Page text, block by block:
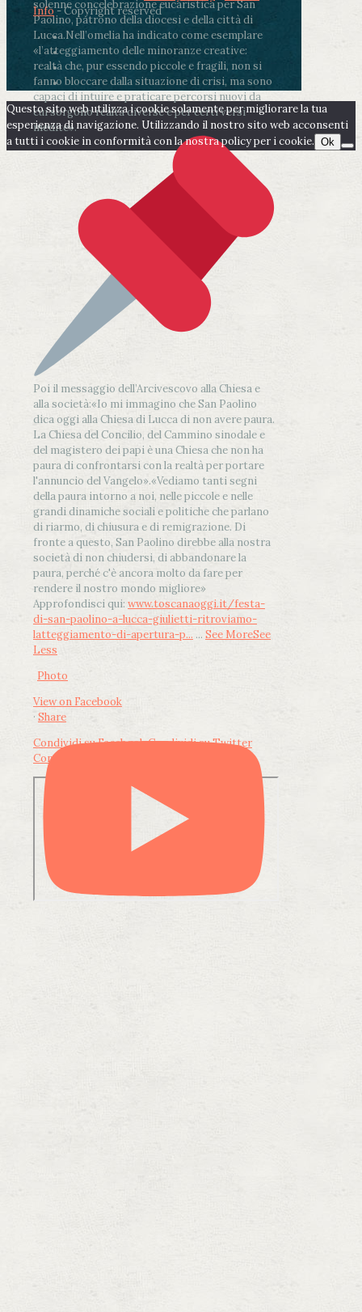
solenne concelebrazione eucaristica per San
Paolino, patrono della diocesi e della città di
Lucca.Nell’omelia ha indicato come esemplare
«l’atteggiamento delle minoranze creative:
realtà che, pur essendo piccole e fragili, non si
fanno bloccare dalla situazione di crisi, ma sono
capaci di intuire e praticare percorsi nuovi da
cui sorgono realtà diverse e per certi versi
inedite».
Poi il messaggio dell’Arcivescovo alla Chiesa e
alla società:«Io mi immagino che San Paolino
dica oggi alla Chiesa di Lucca di non avere paura.
La Chiesa del Concilio, del Cammino sinodale e
del magistero dei papi è una Chiesa che non ha
paura di confrontarsi con la realtà per portare
l'annuncio del Vangelo».«Vediamo tanti segni
della paura intorno a noi, nelle piccole e nelle
grandi dinamiche sociali e politiche che parlano
di riarmo, di chiusura e di remigrazione. Di
fronte a questo, San Paolino direbbe alla nostra
società di non chiudersi, di abbandonare la
paura, perché c'è ancora molto da fare per
rendere il nostro mondo migliore»
Approfondisci qui: www.toscanaoggi.it/festa-
di-san-paolino-a-lucca-giulietti-ritroviamo-
latteggiamento-di-apertura-p... ... See MoreSee
Less
Photo
View on Facebook
· Share
Condividi su FacebookCondividi su Twitter
Condividi su LinkedIn
Info- Copyright reserved
Questo sito web utilizza i cookie solamente per migliorare la tua
esperienza di navigazione. Utilizzando il nostro sito web acconsenti
a tutti i cookie in conformità con la nostra policy per i cookie. Ok